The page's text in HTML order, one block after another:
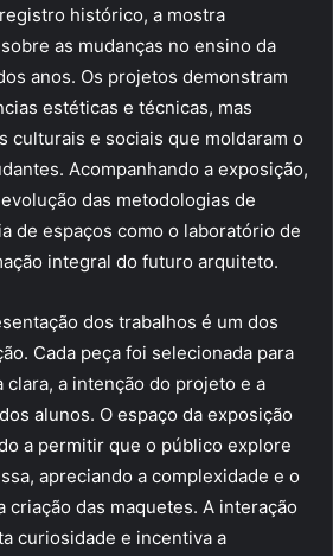
histórico, a mostra
as mudanças no ensino da
anos. Os projetos demonstram
estéticas e técnicas, mas
culturais e sociais que moldaram o
Acompanhando a exposição,
das metodologias de
de espaços como o laboratório de
integral do futuro arquiteto.
dos trabalhos é um dos
Cada peça foi selecionada para
a intenção do projeto e a
alunos. O espaço da exposição
a permitir que o público explore
apreciando a complexidade e o
das maquetes. A interação
curiosidade e incentiva a